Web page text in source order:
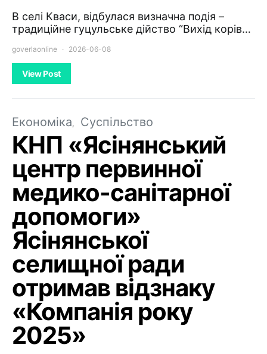
В селі Кваси, відбулася визначна подія –
традиційне гуцульське дійство “Вихід корів…
goverlaonline 2026-06-08
View Post
Економіка Суспільство
КНП «Ясінянський
центр первинної
медико-санітарної
допомоги»
Ясінянської
селищної ради
отримав відзнаку
«Компанія року
2025»